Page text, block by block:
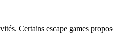
Certains escape games